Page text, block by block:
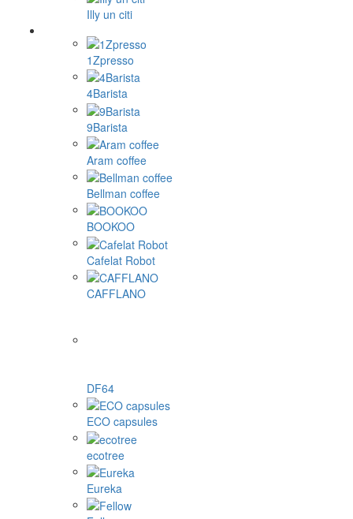
Illy un citi
1Zpresso
4Barista
9Barista
Aram coffee
Bellman coffee
BOOKOO
Cafelat Robot
CAFFLANO
DF64
ECO capsules
ecotree
Eureka